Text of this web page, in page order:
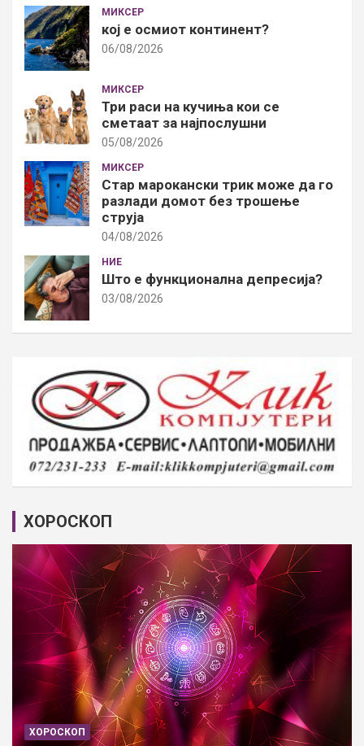
МИКСЕР
кој е осмиот континент?
06/08/2026
МИКСЕР
Три раси на кучиња кои се
сметаат за најпослушни
05/08/2026
МИКСЕР
Стар марокански трик може да го
разлади домот без трошење
струја
04/08/2026
НИЕ
Што е функционална депресија?
03/08/2026
ХОРОСКОП
ХОРОСКОП